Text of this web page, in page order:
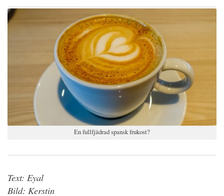
En fullfjädrad spansk frukost?
Text: Eyal
Bild: Kerstin